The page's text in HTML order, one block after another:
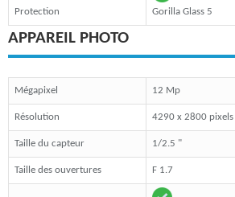
Protection Gorilla Glass 5
APPAREIL PHOTO
Mégapixel 12 Mp
Résolution 4290 x 2800 pixels
Taille du capteur 1/2.5 "
Taille des ouvertures F 1.7